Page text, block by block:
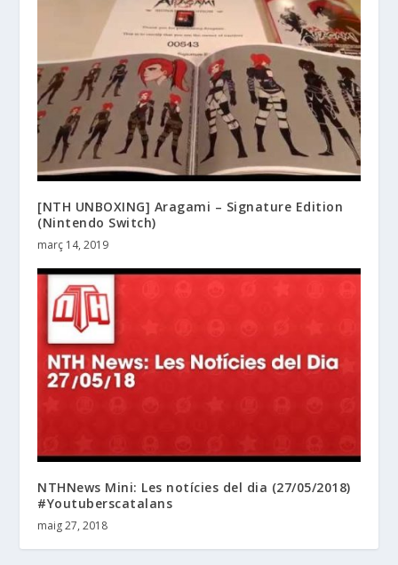
[NTH UNBOXING] Aragami – Signature Edition
(Nintendo Switch)
març 14, 2019
NTHNews Mini: Les notícies del dia (27/05/2018)
#Youtuberscatalans
maig 27, 2018